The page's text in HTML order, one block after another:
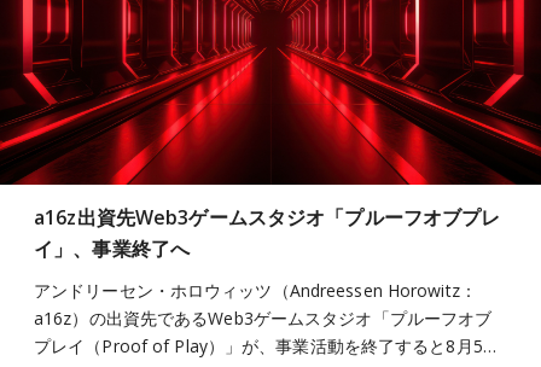
a16z出資先Web3ゲームスタジオ「プルーフオブプレ
イ」、事業終了へ
アンドリーセン・ホロウィッツ（Andreessen Horowitz：
a16z）の出資先であるWeb3ゲームスタジオ「プルーフオブ
プレイ（Proof of Play）」が、事業活動を終了すると8月5…